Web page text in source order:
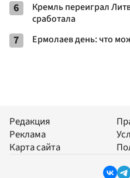
6
Кремль переиграл
сработала
7 Ермолаев день: что
Редакция
Реклама
Карта сайта